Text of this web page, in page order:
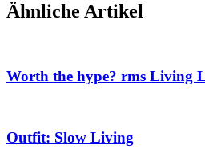
Ähnliche Artikel
Worth the hype? rms Living
Outfit: Slow Living